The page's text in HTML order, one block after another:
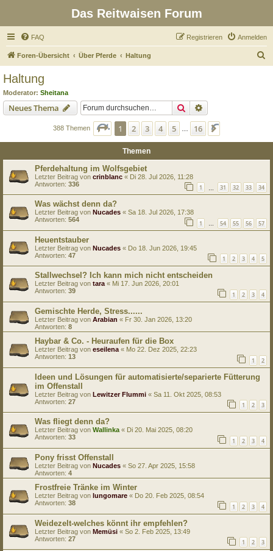
Das Reitwaisen Forum
FAQ Anmelden
Registrieren
Foren-Übersicht Über Pferde Haltung
Haltung
Moderator: Sheitana
Neues Thema Suche
388 Themen Seite 1von 16
1 2 3 4 5 16
Themen
Pferdehaltung im Wolfsgebiet
Letzter Beitrag von crinblanc « Di 28. Jul 2026, 11:28
Antworten: 336 1 31 32 33 34
Was wächst denn da?
Letzter Beitrag von Nucades « Sa 18. Jul 2026, 17:38
Antworten: 564 1 … 54 55 56 57
Heuentstauber
Letzter Beitrag von Nucades « Do 18. Jun 2026, 19:45
Antworten: 47 1 2 3 4 5
Stallwechsel? Ich kann mich nicht entscheiden
Letzter Beitrag von tara« Mi 17. Jun 2026, 20:01
Antworten: 39 1 2 3 4
Gemischte Herde, Stress......
Letzter Beitrag von Arabian « Fr 30. Jan 2026, 13:20
Antworten: 8
Haybar & Co. - Heuraufen für die Box
Letzter Beitrag von eseilena « Mo 22. Dez 2025, 22:23
Antworten: 13 1 2
Ideen und Lösungen für automatisierte/separierte Fütterung
im Offenstall
Letzter Beitrag von Lewitzer Flummi « Sa 11. Okt 2025, 08:53
Antworten: 27 1 2 3
Was fliegt denn da?
Letzter Beitrag von Wallinka « Di 20. Mai 2025, 08:20
Antworten: 33 1 2 3 4
Pony frisst Offenstall
Letzter Beitrag von Nucades « So 27. Apr 2025, 15:58
Antworten: 4
Frostfreie Tränke im Winter
Letzter Beitrag von lungomare « Do 20. Feb 2025, 08:54
Antworten: 38 1 2 3 4
Weidezelt-welches könnt ihr empfehlen?
Letzter Beitrag von Memüsi « So 2. Feb 2025, 13:49
Antworten: 27 1 2 3